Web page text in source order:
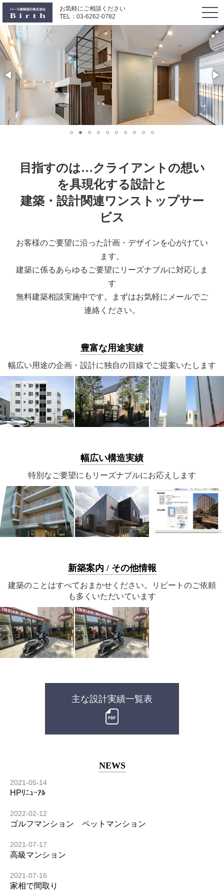
お気軽にご相談ください
TEL： 03-6262-0782
目指すのは…クライアントの想い
を具現化する設計と
建築・設計関連ワンストップサー
ビス
お客様のご要望に沿った計画・デザインを心がけてい
ます。
建築に係るあらゆるご要望にリーズナブルに対応しま
す
無料建築相談実施中です。まずはお気軽にメールでご
連絡ください。
豊富な用途実績
幅広い用途の企画・設計に独自の目線でご提案いたします
幅広い構造実績
特別なご要望にもリーズナブルにお応えします
新築案内 / その他情報
建築のことはすべておまかせください。リピートのご依頼
も多くいただいています
主な設計実績一覧表
NEWS
2021-05-14
HPﾘﾆｭｰｱﾙ
2022-02-12
ゴルフマンション ペットマンション
2021-07-17
高級マンション
2021-07-16
家相で間取り